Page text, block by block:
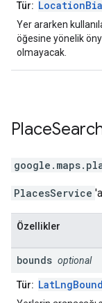
Tür:
Yer ararken
öğesine yönelik
olmayacak.
Place
PlacesService
Özellikler
bounds optional
Tür: